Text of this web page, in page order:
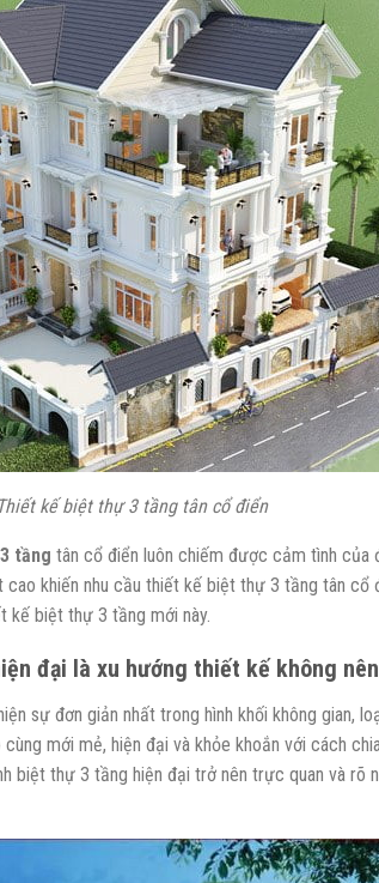
Thiết kế biệt thự 3 tầng tân cổ điển
tầng tân cổ điển luôn chiếm được cảm tình
khiến nhu cầu thiết kế biệt thự 3 tầng tân cổ
kế biệt thự 3 tầng mới này.
ện đại là xu hướng thiết kếkhông
sự đơn giản nhất trong hình khối không gian,
mới mẻ, hiện đại và khỏe khoắn với cách
biệt thự 3 tầng hiện đại trở nên trực quan và rõ